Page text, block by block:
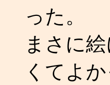
った。
まさに
くてよか